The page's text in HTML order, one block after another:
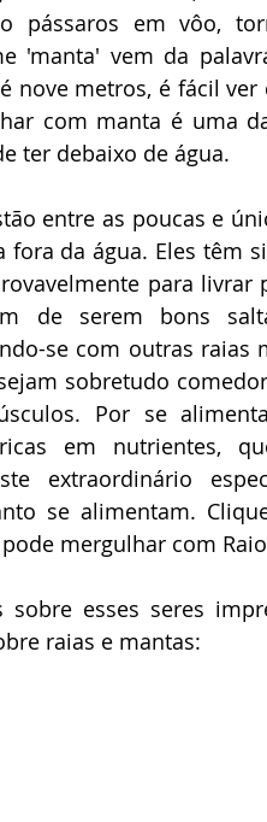
pássaros em vôo,
'manta' vem da
nove metros, é fácil
com manta é uma
ter debaixo de água.
entre as poucas e
fora da água. Eles têm
para livrar
de serem bons
se com outras raias
sobretudo
Por se
em nutrientes,
extraordinário
se alimentam.
mergulhar com
sobre esses seres
raias e mantas: